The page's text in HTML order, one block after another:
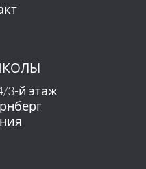
3-й этаж